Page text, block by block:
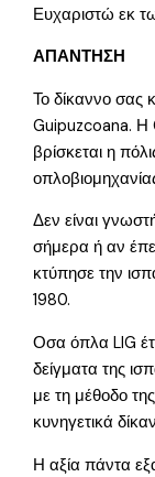
Ευχαριστώ εκ
ΑΠΑΝΤΗΣΗ
Το δίκαννο σας
Guipuzcoana. Η
βρίσκεται η
Δεν είναι
σήμερα ή αν
κτύπησε την
1980.
Οσα όπλα LIG
δείγματα της
με τη μέθοδο
κυνηγετικά
Η αξία πάντα